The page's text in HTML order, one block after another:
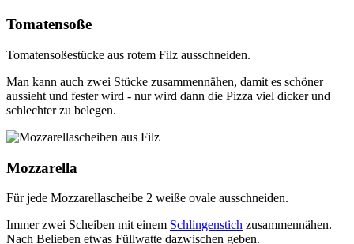
Tomatensoße
Tomatensoßestücke aus rotem Filz ausschneiden.
Man kann auch zwei Stücke zusammennähen, damit es schöner
aussieht und fester wird - nur wird dann die Pizza viel dicker und
schlechter zu belegen.
Mozzarella
Für jede Mozzarellascheibe 2 weiße ovale ausschneiden.
Immer zwei Scheiben mit einem Schlingenstich zusammennähen.
Nach Belieben etwas Füllwatte dazwischen geben.